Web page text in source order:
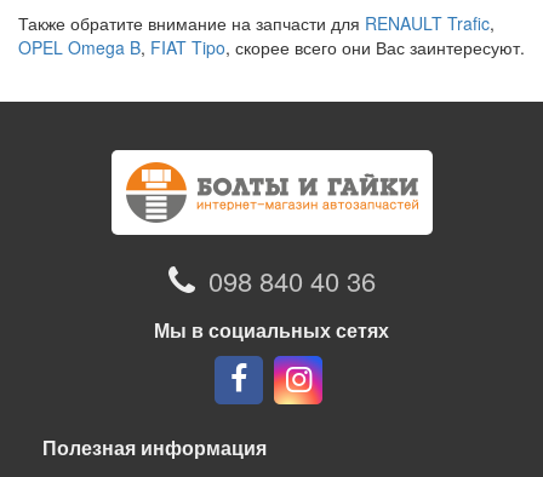
Также обратите внимание на запчасти для RENAULT Trafic,
OPEL Omega B, FIAT Tipo, скорее всего они Вас заинтересуют.
098 840 40 36
Мы в социальных сетях
Полезная информация